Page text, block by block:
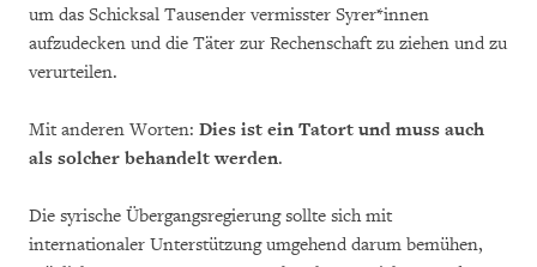
um das Schicksal Tausender vermisster Syrer*innen
aufzudecken und die Täter zur Rechenschaft zu ziehen und zu
verurteilen.
Mit anderen Worten: Dies ist ein Tatort und muss auch
als solcher behandelt werden.
Die syrische Übergangsregierung sollte sich mit
internationaler Unterstützung umgehend darum bemühen,